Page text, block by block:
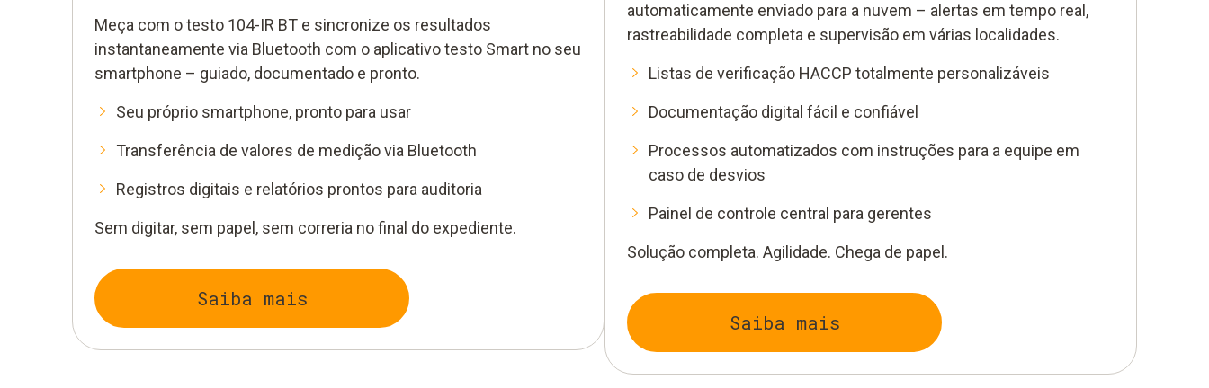
Meça com o testo 104-IR BT e sincronize os resultados
instantaneamente via Bluetooth com o aplicativo testo Smart no seu
smartphone – guiado, documentado e pronto.
Seu próprio smartphone, pronto para usar
Transferência de valores de medição via Bluetooth
Registros digitais e relatórios prontos para auditoria
Sem digitar, sem papel, sem correria no final do expediente.
Saiba mais
automaticamente enviado para a nuvem – alertas em tempo real,
rastreabilidade completa e supervisão em várias localidades.
Listas de verificação HACCP totalmente personalizáveis
Documentação digital fácil e confiável
Processos automatizados com instruções para a equipe em
caso de desvios
Painel de controle central para gerentes
Solução completa. Agilidade. Chega de papel.
Saiba mais